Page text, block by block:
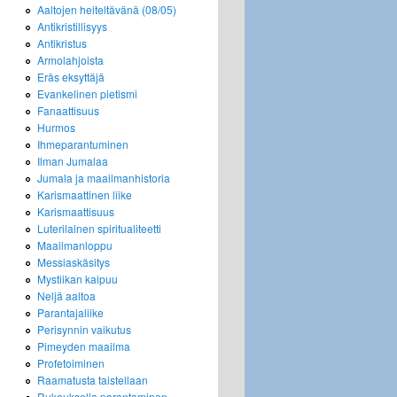
Aaltojen heiteltävänä (08/05)
Antikristillisyys
Antikristus
Armolahjoista
Eräs eksyttäjä
Evankelinen pietismi
Fanaattisuus
Hurmos
Ihmeparantuminen
Ilman Jumalaa
Jumala ja maailmanhistoria
Karismaattinen liike
Karismaattisuus
Luterilainen spiritualiteetti
Maailmanloppu
Messiaskäsitys
Mystiikan kaipuu
Neljä aaltoa
Parantajaliike
Perisynnin vaikutus
Pimeyden maailma
Profetoiminen
Raamatusta taistellaan